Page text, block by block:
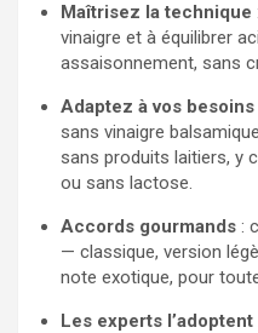
Maîtrisez la technique
vinaigre et à équilibrer
assaisonnement, sans
Adaptez à vos besoins
sans vinaigre
sans produits laitiers, y
ou sans lactose.
Accords gourmands :
— classique, version
note exotique, pour
Les experts l’adoptent